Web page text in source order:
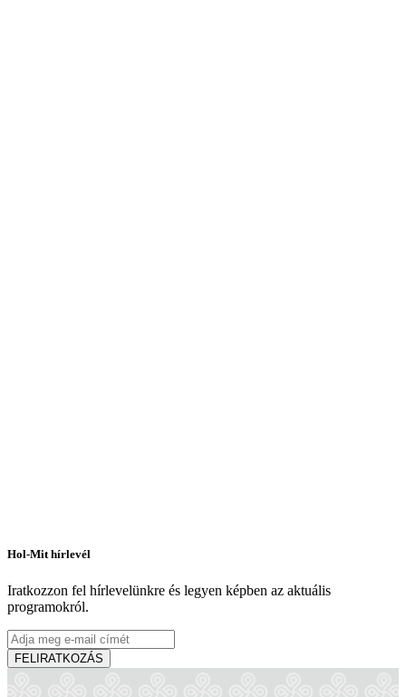
Hol-Mit hírlevél
Iratkozzon fel hírlevelünkre és legyen képben az aktuális
programokról.
FELIRATKOZÁS